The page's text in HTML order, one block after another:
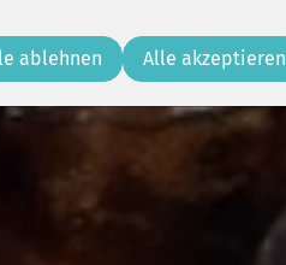
ablehnen Alle akzeptieren